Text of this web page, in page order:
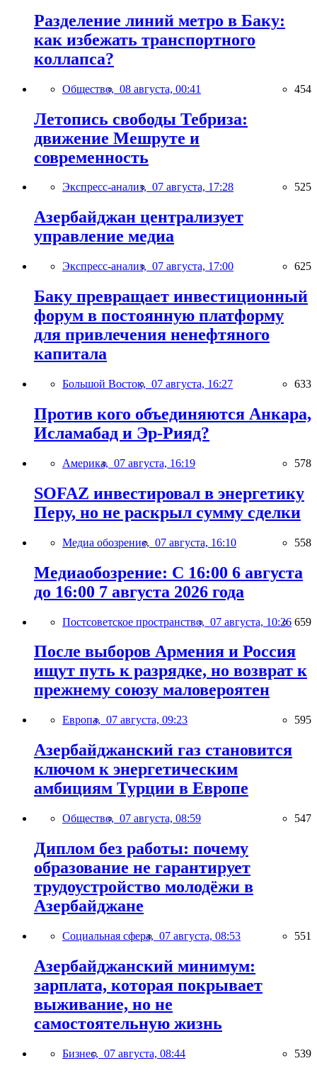
Разделение линий метро в Баку:
как избежать транспортного
коллапса?
Общество, 08 августа, 00:41 454
Летопись свободы Тебриза:
движение Мешруте и
современность
Экспресс-анализ, 07 августа, 17:28 525
Азербайджан централизует
управление медиа
Экспресс-анализ, 07 августа, 17:00 625
Баку превращает инвестиционный
форум в постоянную платформу
для привлечения ненефтяного
капитала
Большой Восток, 07 августа, 16:27 633
Против кого объединяются Анкара,
Исламабад и Эр-Рияд?
Америка, 07 августа, 16:19 578
SOFAZ инвестировал в энергетику
Перу, но не раскрыл сумму сделки
Медиа обозрение, 07 августа, 16:10 558
Медиаобозрение: С 16:00 6 августа
до 16:00 7 августа 2026 года
Постсоветское пространство, 07 августа, 10:26 659
После выборов Армения и Россия
ищут путь к разрядке, но возврат к
прежнему союзу маловероятен
Европа, 07 августа, 09:23 595
Азербайджанский газ становится
ключом к энергетическим
амбициям Турции в Европе
Общество, 07 августа, 08:59 547
Диплом без работы: почему
образование не гарантирует
трудоустройство молодёжи в
Азербайджане
Социальная сфера, 07 августа, 08:53 551
Азербайджанский минимум:
зарплата, которая покрывает
выживание, но не
самостоятельную жизнь
Бизнес, 07 августа, 08:44 539